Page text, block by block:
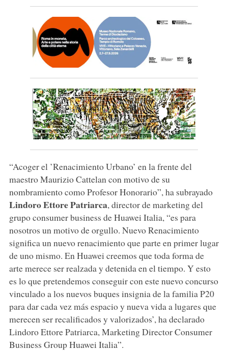
“Acoger el ’Renacimiento Urbano’ en la frente del
maestro Maurizio Cattelan con motivo de su
nombramiento como Profesor Honorario”, ha subrayado
Lindoro Ettore Patriarca, director de marketing del
grupo consumer business de Huawei Italia, “es para
nosotros un motivo de orgullo. Nuevo Renacimiento
significa un nuevo renacimiento que parte en primer lugar
de uno mismo. En Huawei creemos que toda forma de
arte merece ser realzada y detenida en el tiempo. Y esto
es lo que pretendemos conseguir con este nuevo concurso
vinculado a los nuevos buques insignia de la familia P20
para dar cada vez más espacio y nueva vida a lugares que
merecen ser recalificados y valorizados’, ha declarado
Lindoro Ettore Patriarca, Marketing Director Consumer
Business Group Huawei Italia”.